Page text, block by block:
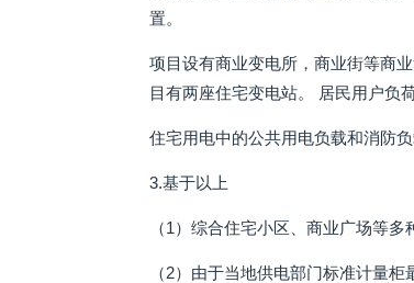
置。
项目设有商业变电所，商业街等商
目有两座住宅变电站。 居民用户负
住宅用电中的公共用电负载和消防
3.基于以上
（1）综合住宅小区、商业广场等
（2）由于当地供电部门标准计量